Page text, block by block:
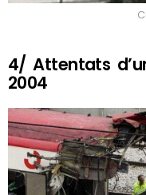
4/ Attentats
2004